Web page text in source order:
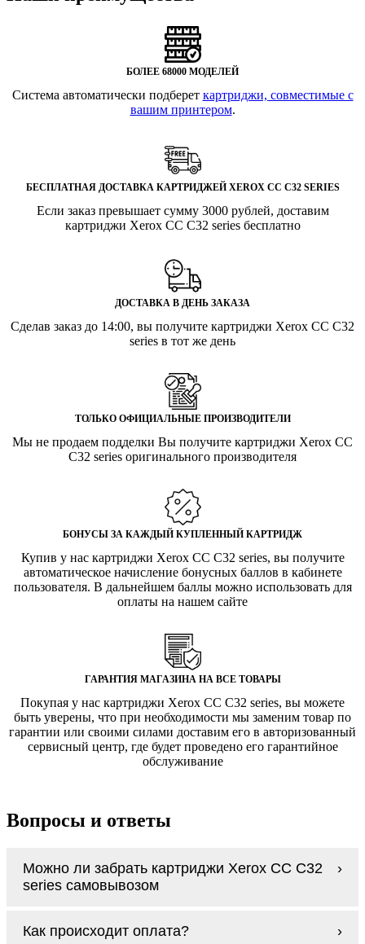
БОЛЕЕ 68000 МОДЕЛЕЙ
Система автоматически подберет картриджи, совместимые с
вашим принтером.
БЕСПЛАТНАЯ ДОСТАВКА КАРТРИДЖЕЙ XEROX CC C32 SERIES
Если заказ превышает сумму 3000 рублей, доставим
картриджи Xerox CC C32 series бесплатно
ДОСТАВКА В ДЕНЬ ЗАКАЗА
Сделав заказ до 14:00, вы получите картриджи Xerox CC C32
series в тот же день
ТОЛЬКО ОФИЦИАЛЬНЫЕ ПРОИЗВОДИТЕЛИ
Мы не продаем подделки Вы получите картриджи Xerox CC
C32 series оригинального производителя
БОНУСЫ ЗА КАЖДЫЙ КУПЛЕННЫЙ КАРТРИДЖ
Купив у нас картриджи Xerox CC C32 series, вы получите
автоматическое начисление бонусных баллов в кабинете
пользователя. В дальнейшем баллы можно использовать для
оплаты на нашем сайте
ГАРАНТИЯ МАГАЗИНА НА ВСЕ ТОВАРЫ
Покупая у нас картриджи Xerox CC C32 series, вы можете
быть уверены, что при необходимости мы заменим товар по
гарантии или своими силами доставим его в авторизованный
сервисный центр, где будет проведено его гарантийное
обслуживание
Вопросы и ответы
Можно ли забрать картриджи Xerox CC C32
series самовывозом
доставим заказ и сделаем это бесплатно
Как происходит оплата?